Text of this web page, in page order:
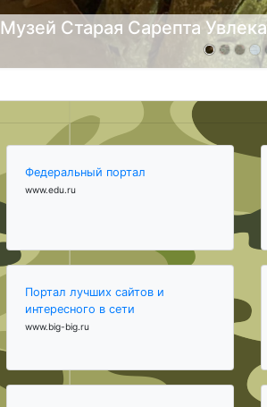
Музей Старая Сарепта
Федеральный портал
www.edu.ru
Портал лучших сайтов и
интересного в сети
www.big-big.ru